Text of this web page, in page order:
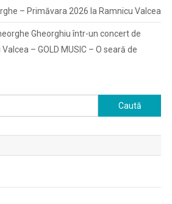
– Primăvara 2026 la Ramnicu Valcea
Gheorghiu într-un concert de
– GOLD MUSIC – O seară de
Caută
după: